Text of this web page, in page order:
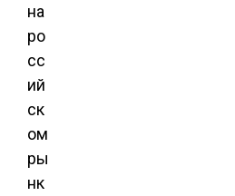
на
ро
сс
ий
ск
ом
ры
нк